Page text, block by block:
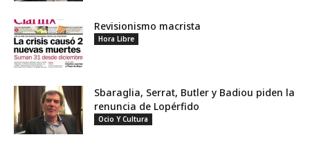
Revisionismo macrista
Hora Libre
Sbaraglia, Serrat, Butler y Badiou piden la
renuncia de Lopérfido
Ocio Y Cultura